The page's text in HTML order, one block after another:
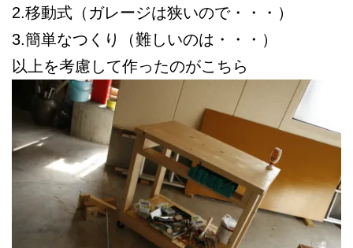
2.移動式（ガレージは狭いので・・・）
3.簡単なつくり（難しいのは・・・）
以上を考慮して作ったのがこちら